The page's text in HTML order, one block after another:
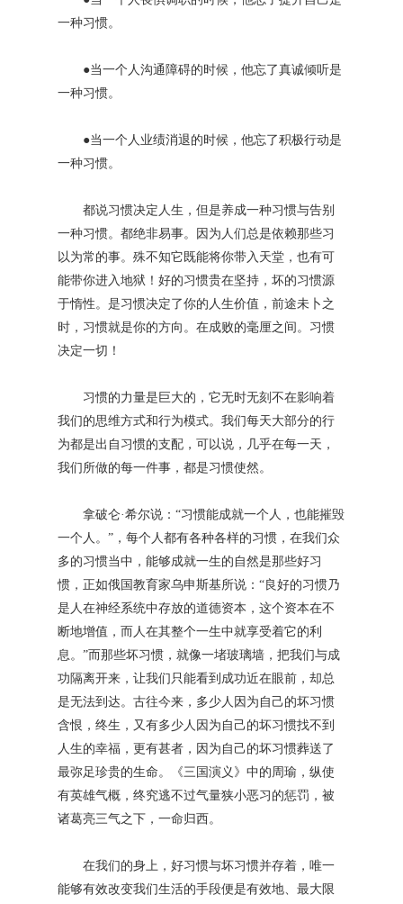
一种习惯。
●当一个人沟通障碍的时候，他忘了真诚倾听是
一种习惯。
●当一个人业绩消退的时候，他忘了积极行动是
一种习惯。
都说习惯决定人生，但是养成一种习惯与告别
一种习惯。都绝非易事。因为人们总是依赖那些习
以为常的事。殊不知它既能将你带入天堂，也有可
能带你进入地狱！好的习惯贵在坚持，坏的习惯源
于惰性。是习惯决定了你的人生价值，前途未卜之
时，习惯就是你的方向。在成败的毫厘之间。习惯
决定一切！
习惯的力量是巨大的，它无时无刻不在影响着
我们的思维方式和行为模式。我们每天大部分的行
为都是出自习惯的支配，可以说，几乎在每一天，
我们所做的每一件事，都是习惯使然。
拿破仑·希尔说：“习惯能成就一个人，也能摧毁
一个人。”，每个人都有各种各样的习惯，在我们众
多的习惯当中，能够成就一生的自然是那些好习
惯，正如俄国教育家乌申斯基所说：“良好的习惯乃
是人在神经系统中存放的道德资本，这个资本在不
断地增值，而人在其整个一生中就享受着它的利
息。”而那些坏习惯，就像一堵玻璃墙，把我们与成
功隔离开来，让我们只能看到成功近在眼前，却总
是无法到达。古往今来，多少人因为自己的坏习惯
含恨，终生，又有多少人因为自己的坏习惯找不到
人生的幸福，更有甚者，因为自己的坏习惯葬送了
最弥足珍贵的生命。《三国演义》中的周瑜，纵使
有英雄气概，终究逃不过气量狭小恶习的惩罚，被
诸葛亮三气之下，一命归西。
在我们的身上，好习惯与坏习惯并存着，唯一
能够有效改变我们生活的手段便是有效地、最大限